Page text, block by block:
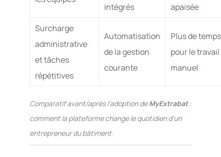
intégrés
apaisée
Surcharge
administrative
et tâches
répétitives
Automatisation
de la gestion
courante
Plus de temps
pour le travail
manuel
Comparatif avant/après l’adoption deMyExtrabat:
comment la plateforme change le quotidien d’un
entrepreneur du bâtiment.